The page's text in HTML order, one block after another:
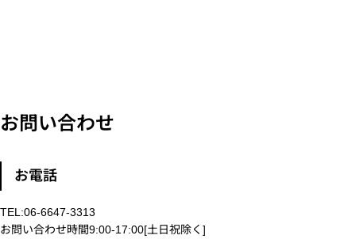
お問い合わせ
お電話
TEL:06-6647-3313
お問い合わせ時間9:00-17:00[土日祝除く]